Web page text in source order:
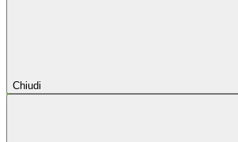
Chiudi